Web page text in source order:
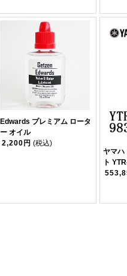
Edwards プレミアム ロータ
ー オイル
2,200円 (税込)
ヤマハ
ト